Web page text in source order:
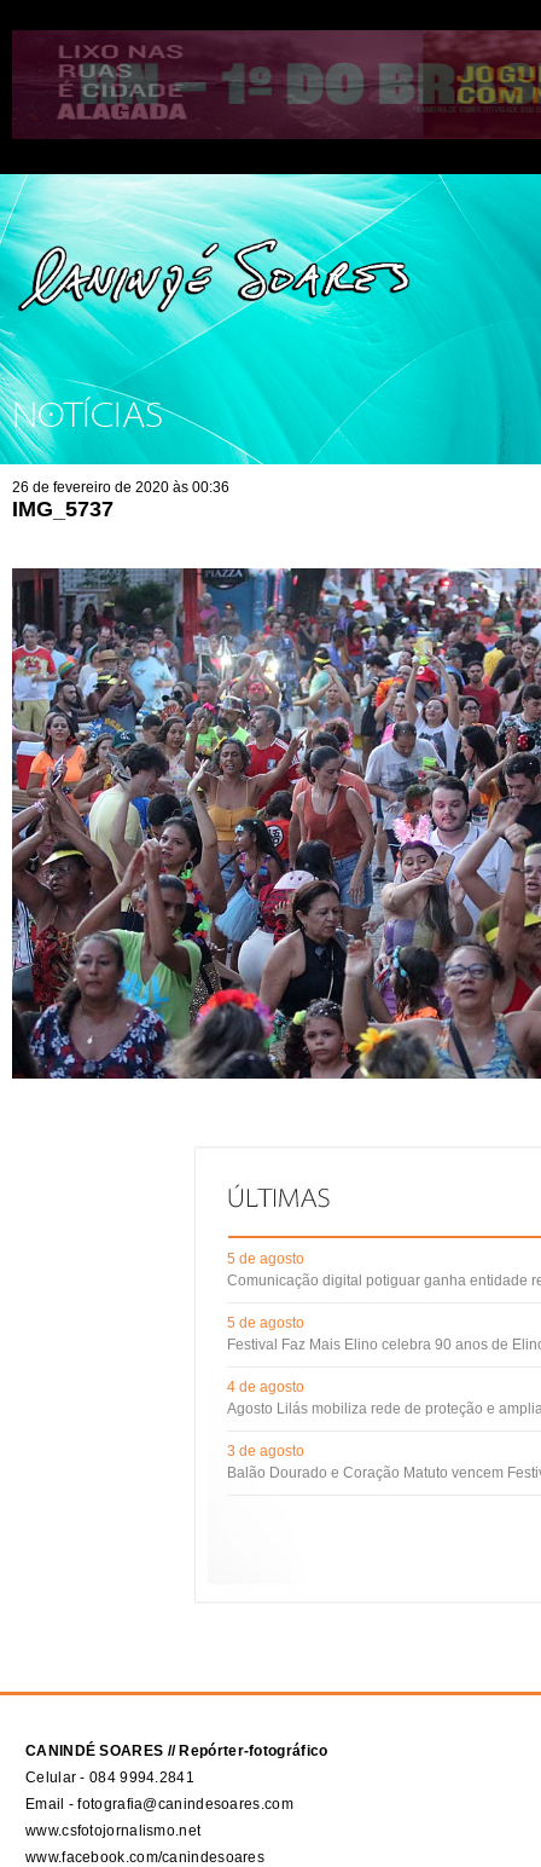
NOTÍCIAS
26 de fevereiro de 2020 às 00:36
IMG_5737
5 de agosto
Comunicação digital potiguar ganha entidade
5 de agosto
Festival Faz Mais Elino celebra 90 anos de
4 de agosto
Agosto Lilás mobiliza rede de proteção e
3 de agosto
Balão Dourado e Coração Matuto vencem
CANINDÉ SOARES // Repórter-fotográfico
Celular - 084 9994.2841
Email - fotografia@canindesoares.com
www.csfotojornalismo.net
www.facebook.com/canindesoares